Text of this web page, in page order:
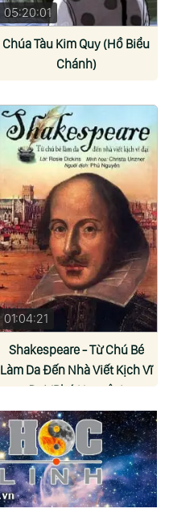
05:20:01
Chúa Tàu Kim Quy (Hồ Biểu
Chánh)
01:04:21
Shakespeare - Từ Chú Bé
Làm Da Đến Nhà Viết Kịch Vĩ
Đại (Phú Nguyên)